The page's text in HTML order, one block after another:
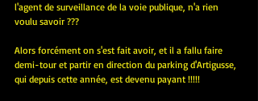
l'agent de surveillance de la voie publique, n'a rien
voulu savoir ???
Alors forcément on s'est fait avoir, et il a fallu faire
demi-tour et partir en direction du parking d'Artigusse,
qui depuis cette année, est devenu payant !!!!!